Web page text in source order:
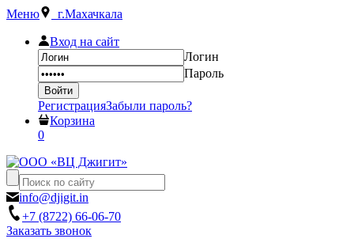
Меню г.Махачкала
Вход на сайт
Логин
Пароль
РегистрацияЗабыли пароль?
Корзина
0
info@djigit.in
+7 (8722) 66-06-70
Заказать звонок